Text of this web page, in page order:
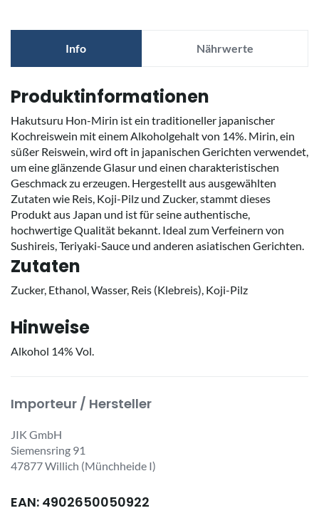
Info Nährwerte
Produktinformationen
Hakutsuru Hon-Mirin ist ein traditioneller japanischer
Kochreiswein mit einem Alkoholgehalt von 14%. Mirin, ein
süßer Reiswein, wird oft in japanischen Gerichten verwendet,
um eine glänzende Glasur und einen charakteristischen
Geschmack zu erzeugen. Hergestellt aus ausgewählten
Zutaten wie Reis, Koji-Pilz und Zucker, stammt dieses
Produkt aus Japan und ist für seine authentische,
hochwertige Qualität bekannt. Ideal zum Verfeinern von
Sushireis, Teriyaki-Sauce und anderen asiatischen Gerichten.
Zutaten
Zucker, Ethanol, Wasser, Reis (Klebreis), Koji-Pilz
Hinweise
Alkohol 14% Vol.
Importeur / Hersteller
JIK GmbH
Siemensring 91
47877 Willich (Münchheide I)
EAN: 4902650050922